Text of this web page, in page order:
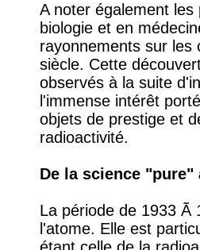
A noter également
biologie et en
rayonnements sur les
siècle. Cette
observés à la suite
l'immense intérêt
objets de prestige et
radioactivité.
De la science
La période de 1933 Ã
l'atome. Elle est